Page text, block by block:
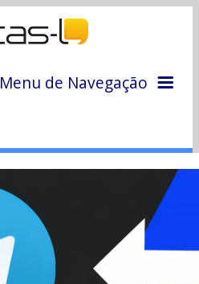
Menu de Navegação
Colunas